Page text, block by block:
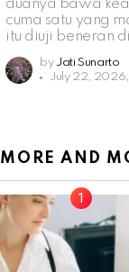
duanya bawa
cuma satu yang
itu diuji beneran
by Jati Sunarto
July 22,
MORE AND